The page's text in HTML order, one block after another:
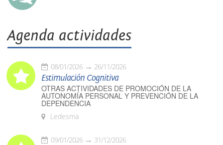
Agenda actividades
08/01/2026 26/11/2026
Estimulación Cognitiva
OTRAS ACTIVIDADES DE PROMOCIÓN DE LA
AUTONOMÍA PERSONAL Y PREVENCIÓN DE LA
DEPENDENCIA
Ledesma
09/01/2026 31/12/2026